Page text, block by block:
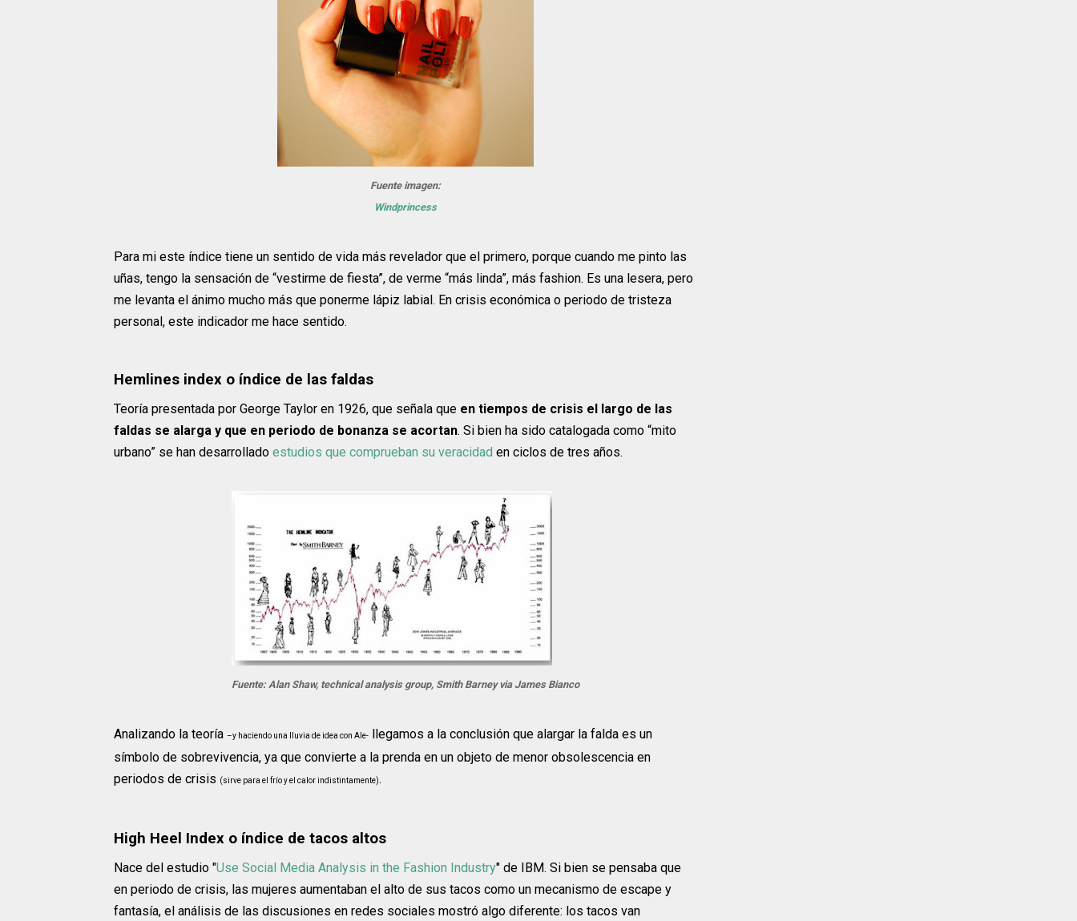
Fuente imagen:
Windprincess
Para mi este índice tiene un sentido de vida más revelador que el primero, porque cuando me pinto las
uñas, tengo la sensación de “vestirme de fiesta”, de verme “más linda”, más fashion. Es una lesera, pero
me levanta el ánimo mucho más que ponerme lápiz labial. En crisis económica o periodo de tristeza
personal, este indicador me hace sentido.
Hemlines index o índice de las faldas
Teoría presentada por George Taylor en 1926, que señala que en tiempos de crisis el largo de las
faldas se alarga y que en periodo de bonanza se acortan. Si bien ha sido catalogada como “mito
urbano” se han desarrollado estudios que comprueban su veracidad en ciclos de tres años.
Fuente: Alan Shaw, technical analysis group, Smith Barney via James Bianco
Analizando la teoría –y haciendo una lluvia de idea con Ale-
llegamos a la conclusión que alargar la falda es un
símbolo de sobrevivencia, ya que convierte a la prenda en un objeto de menor obsolescencia en
periodos de crisis (sirve para el frío y el calor indistintamente).
High Heel Index o índice de tacos altos
Nace del estudio "Use Social Media Analysis in the Fashion Industry" de IBM. Si bien se pensaba que
en periodo de crisis, las mujeres aumentaban el alto de sus tacos como un mecanismo de escape y
fantasía, el análisis de las discusiones en redes sociales mostró algo diferente: los tacos van